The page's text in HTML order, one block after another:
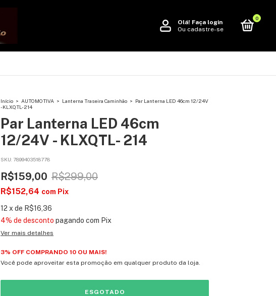
Olá! Faça login
Ou cadastre-se
0
Início > AUTOMOTIVA > Lanterna Traseira Caminhão > Par Lanterna LED 46cm 12/24V
- KLXQTL- 214
Par Lanterna LED 46cm
12/24V - KLXQTL- 214
SKU: 7899403518778
R$159,00 R$299,00
R$152,64 com Pix
12 x de R$16,36
4% de desconto pagando com Pix
Ver mais detalhes
3% OFF COMPRANDO 10 OU MAIS!
Você pode aproveitar esta promoção em qualquer produto da loja.